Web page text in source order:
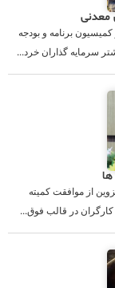
معدنی
برنامه و بودجه
سرمایه گذاران خرد...
از موافقت کمیته